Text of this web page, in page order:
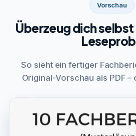
Vorschau
Überzeug dich
So sieht ein fertiger
Original-Vorschau als PDF –